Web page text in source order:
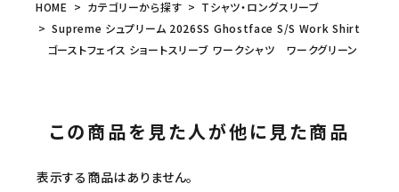
HOME カテゴリーから探す
Tシャツ・ロングスリーブ
Supreme シュプリーム 2026SS Ghostface S/S Work Shirt
ゴーストフェイス ショートスリーブ ワークシャツ ワークグリーン
この商品を見た人が他に見た商品
表示する商品はありません。